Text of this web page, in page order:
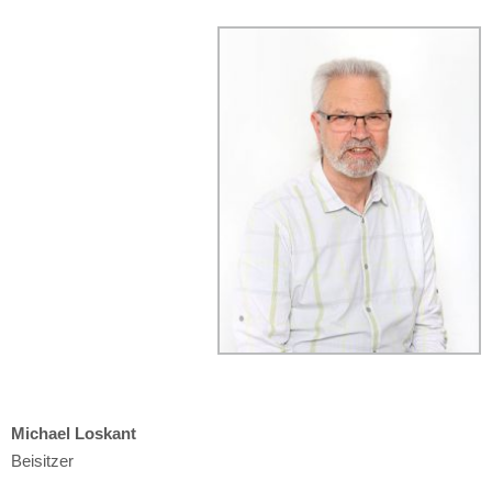
Michael Loskant
Beisitzer